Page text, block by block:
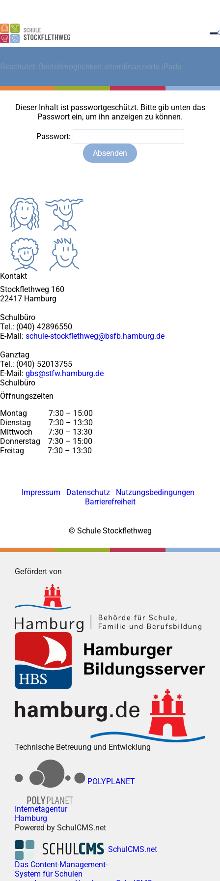
Startseite
Unsere Schule
Untermenü für zeigen
Schulleben
Untermenü für zeigen
Ganztag
IServ
Bestellmöglichkeit elternfinanzierte iPads
Schulkleidung
COP4U
Geschützt: Bestellmöglichkeit elternfinanzierte iPads
Dieser Inhalt ist passwortgeschützt. Bitte gib unten das
Passwort ein, um ihn anzeigen zu können.
Passwort:
Kontakt
Stockflethweg 160
22417 Hamburg
Schulbüro
Tel.: (040) 42896550
E-Mail: schule-stockflethweg@bsfb.hamburg.de
Ganztag
Tel.: (040) 52013755
E-Mail: gbs@stfw.hamburg.de
Schulbüro
Öffnungszeiten
Montag 7:30 – 15:00
Dienstag 7:30 – 13:30
Mittwoch 7:30 – 13:30
Donnerstag 7:30 – 15:00
Freitag 7:30 – 13:30
Impressum Datenschutz
Nutzungsbedingungen
Barrierefreiheit
© Schule Stockflethweg
Gefördert von
Technische Betreuung und Entwicklung
POLYPLANET
Internetagentur
Hamburg
Powered by SchulCMS.net
SchulCMS.net
Das Content-Management-
System für Schulen